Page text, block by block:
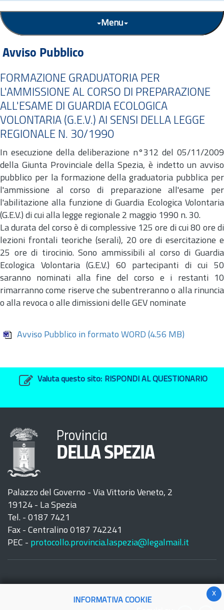
Menu
Avviso Pubblico
FORMAZIONE GRADUATORIA PER
L'AMMISSIONE AL CORSO DI PREPARAZIONE
ALL'ESAME DI GUARDIA ECOLOGICA
VOLONTARIA (G.E.V.) AI SENSI DELLA LEGGE
REGIONALE N. 30/1990
In esecuzione della deliberazione n°312 del 05/11/2009
della Giunta Provinciale della Spezia, è indetto un avviso
pubblico per la formazione della graduatoria pubblica per
l'ammissione al corso di preparazione all'esame per
l'abilitazione alla funzione di Guardia Ecologica Volontaria
(G.E.V.) di cui alla legge regionale 2 maggio 1990 n. 30.
La durata del corso è di complessive 125 ore di cui 80 ore di
lezioni frontali teoriche (serali), 20 ore di esercitazione e
25 ore di tirocinio. Sono ammissibili al corso di Guardia
Ecologica Volontaria (G.E.V.) 60 partecipanti di cui 50
saranno nominati alla fine del corso e i restanti 10
rimarranno come riserve che subentreranno o alla rinuncia
o alla revoca o alle dimissioni delle GEV nominate
Avviso Pubblico in formato WORD (4.56 MB)
Valuta questo sito: RISPONDI AL QUESTIONARIO
Provincia
DELLA SPEZIA
Palazzo del Governo - Via Vittorio Veneto, 2
19124 - La Spezia
Tel. - 0187 7421
Fax - Centralino 0187 742241
PEC - protocollo.provincia.laspezia@legalmail.it
x
INFORMATIVA COOKIE